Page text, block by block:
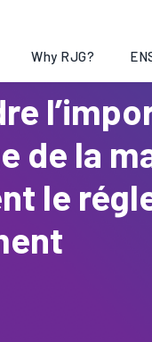
Why RJG?
de la
le